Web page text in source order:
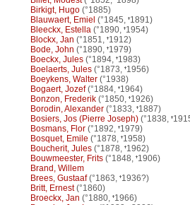
Birkigt, Hugo (°1885)
Blauwaert, Emiel (°1845, 1891)
Bleeckx, Estella (°1890, 1954)
Blockx, Jan (°1851, 1912)
Bode, John (°1890, 1979)
Boeckx, Jules (°1894, 1983)
Boelaerts, Jules (°1873, 1956)
Boeykens, Walter (°1938)
Bogaert, Jozef(°1884, 1964)
Bonzon, Frederik (°1850, 1926)
Borodin, Alexander (°1833, 1887)
Bosiers, Jos (Pierre Joseph) (°1838,
Bosmans, Flor (°1892, 1979)
Bosquet, Emile (°1878, 1958)
Boucherit, Jules (°1878, 1962)
Bouwmeester, Frits (°1848, 1906)
Brand, Willem
Brees, Gustaaf(°1863, 1936?)
Britt, Ernest(°1860)
Broeckx, Jan (°1880, 1966)